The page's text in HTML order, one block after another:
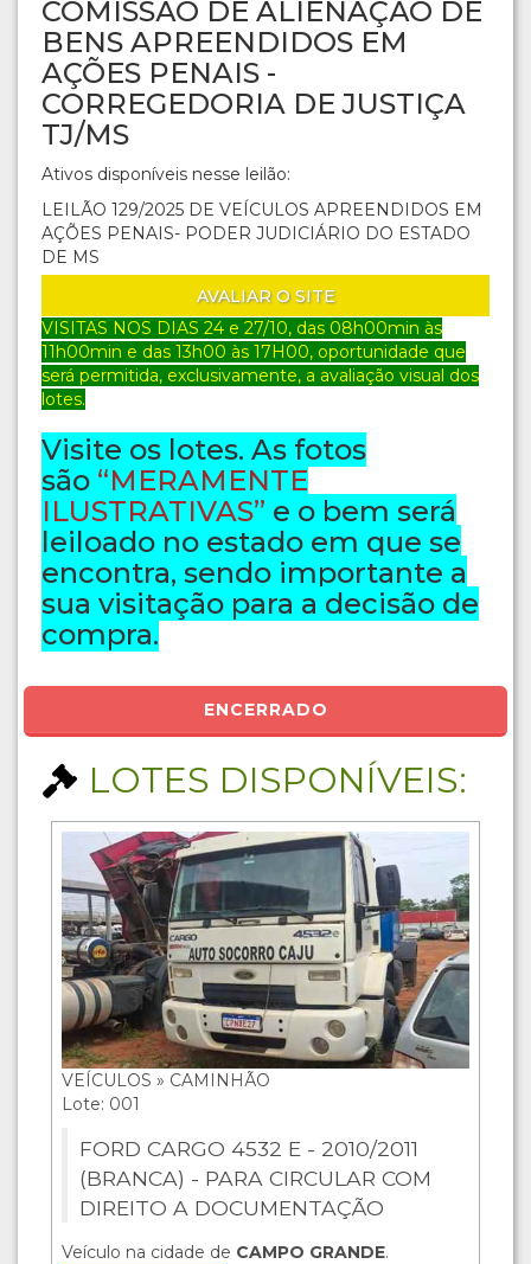
COMISSÃO DE ALIENAÇÃO DE
BENS APREENDIDOS EM
AÇÕES PENAIS -
CORREGEDORIA DE JUSTIÇA
TJ/MS
Ativos disponíveis nesse leilão:
LEILÃO 129/2025 DE VEÍCULOS APREENDIDOS EM
AÇÕES PENAIS- PODER JUDICIÁRIO DO ESTADO
DE MS
AVALIAR O SITE
VISITAS NOS DIAS 24 e 27/10, das 08h00min às
11h00min e das 13h00 às 17H00, oportunidade que
será permitida, exclusivamente, a avaliação visual dos
lotes.
Visite os lotes. As fotos
são “MERAMENTE
ILUSTRATIVAS” e o bem será
leiloado no estado em que se
encontra, sendo importante a
sua visitação para a decisão de
compra.
ENCERRADO
LOTES DISPONÍVEIS:
VEÍCULOS » CAMINHÃO
Lote: 001
FORD CARGO 4532 E - 2010/2011
(BRANCA) - PARA CIRCULAR COM
DIREITO A DOCUMENTAÇÃO
Veículo na cidade de CAMPO GRANDE.